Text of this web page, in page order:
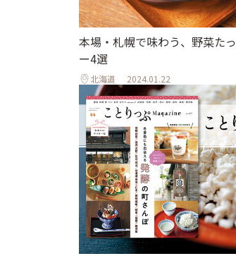
本場・札幌で味わう、野菜た
ー4選
北海道 2024.01.22